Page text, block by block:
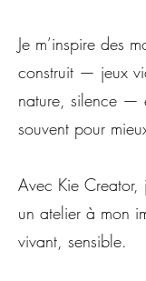
Je m’inspire des
construit — jeux
nature, silence —
souvent pour
Avec Kie Creator,
un atelier à mon
vivant, sensible.